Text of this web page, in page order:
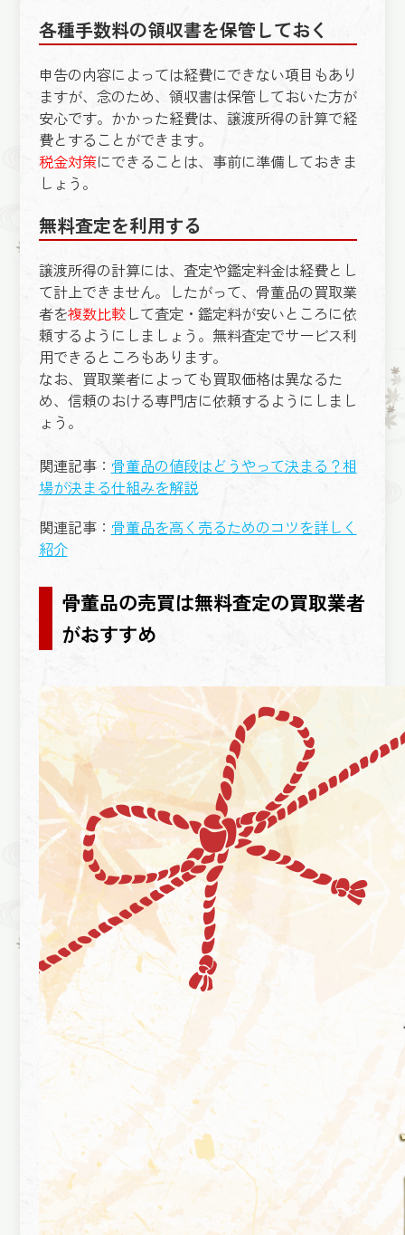
各種手数料の領収書を保管しておく
申告の内容によっては経費にできない項目もあり
ますが、念のため、領収書は保管しておいた方が
安心です。かかった経費は、譲渡所得の計算で経
費とすることができます。
税金対策にできることは、事前に準備しておきま
しょう。
無料査定を利用する
譲渡所得の計算には、査定や鑑定料金は経費とし
て計上できません。したがって、骨董品の買取業
者を複数比較して査定・鑑定料が安いところに依
頼するようにしましょう。無料査定でサービス利
用できるところもあります。
なお、買取業者によっても買取価格は異なるた
め、信頼のおける専門店に依頼するようにしまし
ょう。
関連記事： 骨董品の値段はどうやって決まる？相
場が決まる仕組みを解説
関連記事： 骨董品を高く売るためのコツを詳しく
紹介
骨董品の売買は無料査定の買取業者
がおすすめ